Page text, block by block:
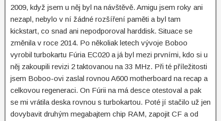
2009, když jsem u něj byl na návštěvě. Amigu jsem roky ani
nezapl, nebylo v ní žádné rozšíření paměti a byl tam
kickstart, co snad ani nepodporoval harddisk. Situace se
změnila v roce 2014. Po několiak letech vývoje Boboo
vyrobil turbokartu Fúria EC020 a já byl mezi prvními, kdo si u
něj zakoupili revizi 2 taktovanou na 33 MHz. Při té příležitosti
jsem Boboo-ovi zaslal rovnou A600 motherboard na recap a
celkovou regeneraci. On Fúrii na má desce otestoval a pak
se mi vrátila deska rovnou s turbokartou. Poté jí stačilo už jen
dovybavit druhým megabajtem chip RAM, zapojit CF a od